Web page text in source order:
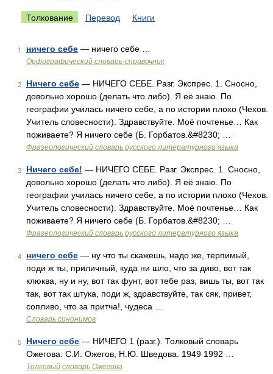
Толкование Перевод Книги
1 ничего себе — ничего себе …
Орфографический словарь-справочник
2 Ничего себе — НИЧЕГО СЕБЕ. Разг. Экспрес. 1. Сносно,
довольно хорошо (делать что либо). Я её знаю. По
географии училась ничего себе, а по истории плохо (Чехов.
Учитель словесности). Здравствуйте. Моё почтенье… Как
поживаете? Я ничего себе (Б. Горбатов.&#8230; …
Фразеологический словарь русского литературного языка
3 Ничего себе! — НИЧЕГО СЕБЕ. Разг. Экспрес. 1. Сносно,
довольно хорошо (делать что либо). Я её знаю. По
географии училась ничего себе, а по истории плохо (Чехов.
Учитель словесности). Здравствуйте. Моё почтенье… Как
поживаете? Я ничего себе (Б. Горбатов.&#8230; …
Фразеологический словарь русского литературного языка
4 ничего себе — ну что ты скажешь, надо же, терпимый,
поди ж ты, приличный, куда ни шло, что за диво, вот так
клюква, ну и ну, вот так фунт, вот тебе раз, вишь ты, вот так
так, вот так штука, поди ж, здравствуйте, так сяк, привет,
сопливо, что за притча!, чудеса …
Словарь синонимов
5 Ничего себе — НИЧЕГО 1 (разг.). Толковый словарь
Ожегова. С.И. Ожегов, Н.Ю. Шведова. 1949 1992 …
Толковый словарь Ожегова